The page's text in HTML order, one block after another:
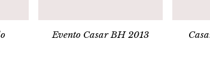
Evento Casar BH 2013